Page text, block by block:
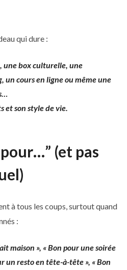
qui dure :
une box culturelle, une
un cours en ligne ou même une
et son style de vie.
(et pas
à tous les coups, surtout quand
:
maison », « Bon pour une soirée
un resto en tête-à-tête », « Bon